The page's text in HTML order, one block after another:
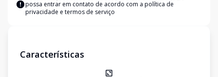
possa entrar em contato de acordo com a política de
privacidade e termos de serviço
Características